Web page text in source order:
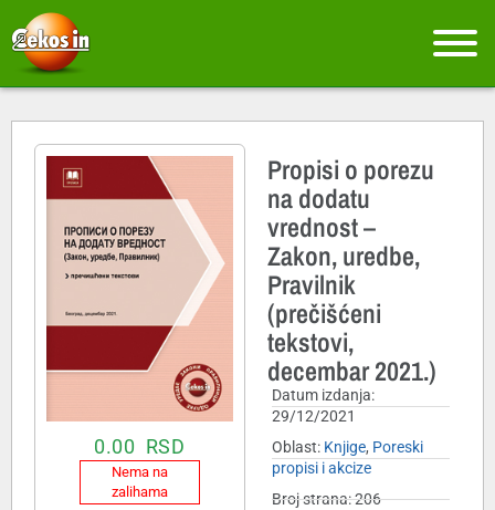
0.00 RSD
Nema na
zalihama
Propisi o porezu
na dodatu
vrednost –
Zakon, uredbe,
Pravilnik
(prečišćeni
tekstovi,
decembar 2021.)
Datum izdanja:
29/12/2021
Oblast: Knjige, Poreski
propisi i akcize
Broj strana: 206